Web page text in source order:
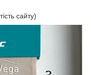
сайту)